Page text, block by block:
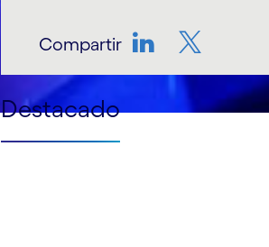
Compartir
Destacado